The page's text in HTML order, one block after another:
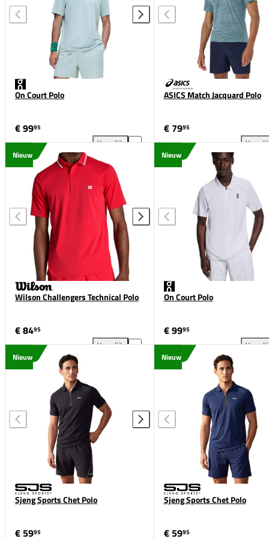
On Court Polo
€ 9995
Vergelijk
On Court Polo toevoegen aan vergelijking
ASICS Match Jacquard Polo
€ 7995
Nieuw
Wilson Challengers Technical Polo
€ 8495
Vergelijk
Wilson Challengers Technical Polo toevoegen aan
Nieuw
On Court Polo
€ 9995
Nieuw
Sjeng Sports Chet Polo
€ 5995
Nieuw
Sjeng Sports Chet Polo
€ 5995